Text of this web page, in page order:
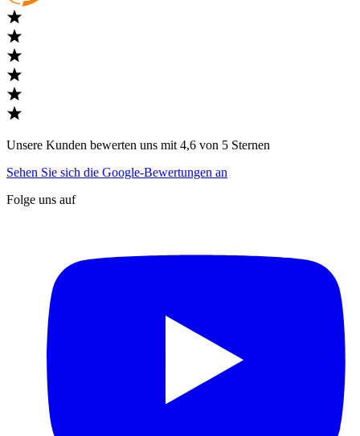
Unsere Kunden bewerten uns mit 4,6 von 5 Sternen
Sehen Sie sich die Google-Bewertungen an
Folge uns auf